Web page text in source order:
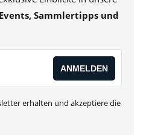
Sammlertipps und
erhalten und akzeptiere die